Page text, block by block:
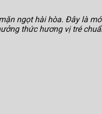
ngọt hài hòa. Đây là
thức hương vị tré